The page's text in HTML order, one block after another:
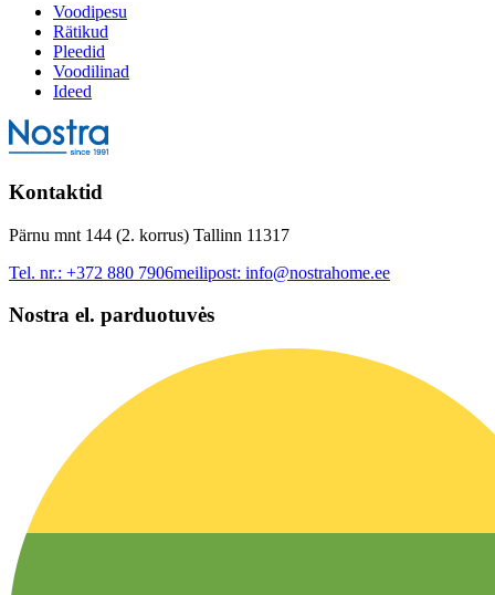
Voodipesu
Rätikud
Pleedid
Voodilinad
Ideed
Kontaktid
Pärnu mnt 144 (2. korrus) Tallinn 11317
Tel. nr.: +372 880 7906meilipost: info@nostrahome.ee
Nostra el. parduotuvės